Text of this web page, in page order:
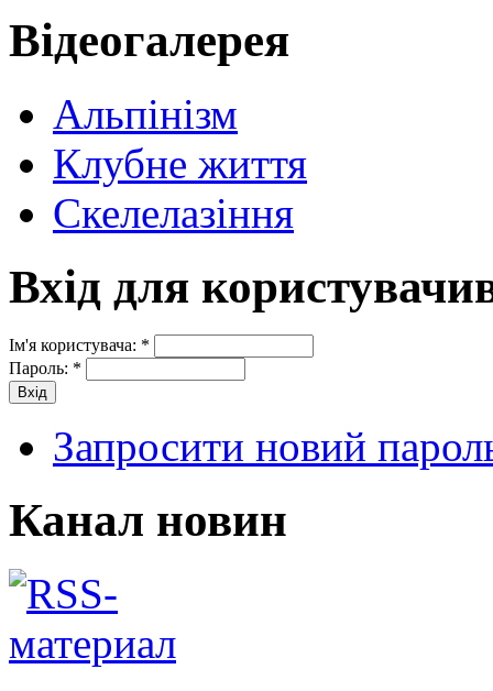
Відеогалерея
Альпінізм
Клубне життя
Скелелазіння
Вхід для
Ім'я користувача: *
Пароль: *
Запросити новий
Канал новин